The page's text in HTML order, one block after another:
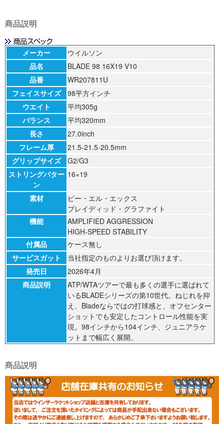
商品説明
メーカー
ウイルソン
品名
BLADE 98 16X19 V10
品番
WR207811U
フェイスサイズ
98平方インチ
ウエイト
平均305g
バランス
平均320mm
長さ
27.0inch
フレーム厚
21.5-21.5-20.5mm
グリップサイズ
G2/G3
ストリングパター
ン
16×19
素材
ビー・エル・エックス
ブレイディッド・グラファイト
機能
AMPLIFIED AGGRESSION
HIGH-SPEED STABILITY
付属品
ケース無し
サービスガット
当社指定のものよりお選び頂けます。
発売日
2026年4月
商品説明
ATP/WTAツアーで最も多くの選手に選ばれて
いるBLADEシリーズの第10世代。ねじれを抑
え、Bladeならではの打球感と、オフセンター
ショットでも安定したコントロール性能を実
現。98インチから104インチ、ジュニアラケ
ットまで幅広く展開。
商品説明